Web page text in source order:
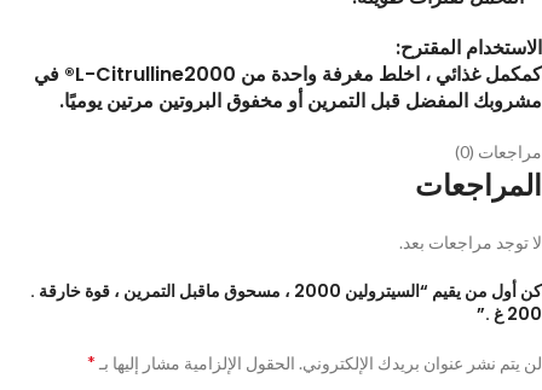
الاستخدام المقترح:
كمكمل غذائي ، اخلط مغرفة واحدة من L-Citrulline2000® في
مشروبك المفضل قبل التمرين أو مخفوق البروتين مرتين يوميًا.
مراجعات (0)
المراجعات
لا توجد مراجعات بعد.
كن أول من يقيم “السيترولين 2000 ، مسحوق ماقبل التمرين ، قوة خارقة .
200 غ .”
لن يتم نشر عنوان بريدك الإلكتروني. الحقول الإلزامية مشار إليها بـ *